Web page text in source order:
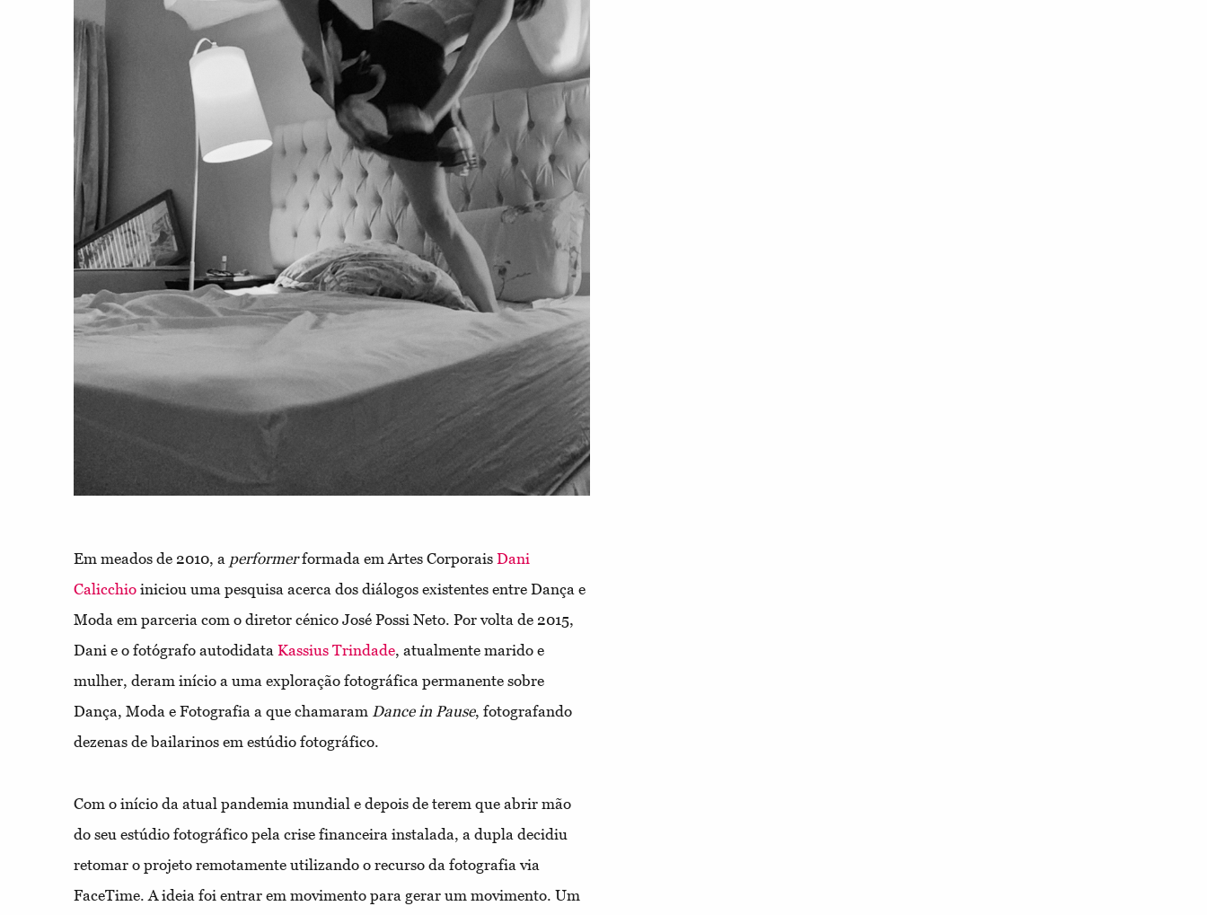
Em meados de 2010, a performerformada em Artes Corporais Dani
Calicchio iniciou uma pesquisa acerca dos diálogos existentes entre Dança e
Moda em parceria com o diretor cénico José Possi Neto. Por volta de 2015,
Dani e o fotógrafo autodidata Kassius Trindade, atualmente marido e
mulher, deram início a uma exploração fotográfica permanente sobre
Dança, Moda e Fotografia a que chamaram Dance in Pause, fotografando
dezenas de bailarinos em estúdio fotográfico.
Com o início da atual pandemia mundial e depois de terem que abrir mão
do seu estúdio fotográfico pela crise financeira instalada, a dupla decidiu
retomar o projeto remotamente utilizando o recurso da fotografia via
FaceTime. A ideia foi entrar em movimento para gerar um movimento. Um